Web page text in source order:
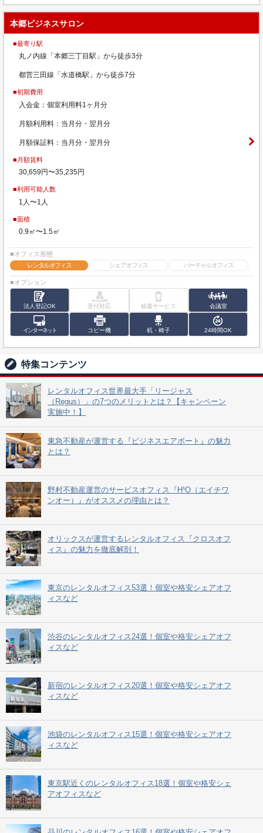
本郷ビジネスサロン
■最寄り駅
丸ノ内線「本郷三丁目駅」から徒歩3分
都営三田線「水道橋駅」から徒歩7分
■初期費用
入会金：個室利用料1ヶ月分
月額利用料：当月分・翌月分
月額保証料：当月分・翌月分
■月額賃料
30,659円〜35,235円
■利用可能人数
1人〜1人
■面積
0.9㎡〜1.5㎡
■オフィス形態
レンタルオフィス
シェアオフィス バーチャルオフィス
■オプション
法人登記OK 受付対応 秘書サービス 会議室
インターネット コピー機 机・椅子 24時間OK
特集コンテンツ
レンタルオフィス世界最大手「リージャス
（Regus）」の7つのメリットとは？【キャンペーン
実施中！】
東急不動産が運営する『ビジネスエアポート』の魅力
とは？
野村不動産運営のサービスオフィス『H¹O（エイチワ
ンオー）』がオススメの理由とは？
オリックスが運営するレンタルオフィス『クロスオフ
ィス』の魅力を徹底解剖！
東京のレンタルオフィス53選！個室や格安シェアオフ
ィスなど
渋谷のレンタルオフィス24選！個室や格安シェアオフ
ィスなど
新宿のレンタルオフィス20選！個室や格安シェアオフ
ィスなど
池袋のレンタルオフィス15選！個室や格安シェアオフ
ィスなど
東京駅近くのレンタルオフィス18選！個室や格安シェ
アオフィスなど